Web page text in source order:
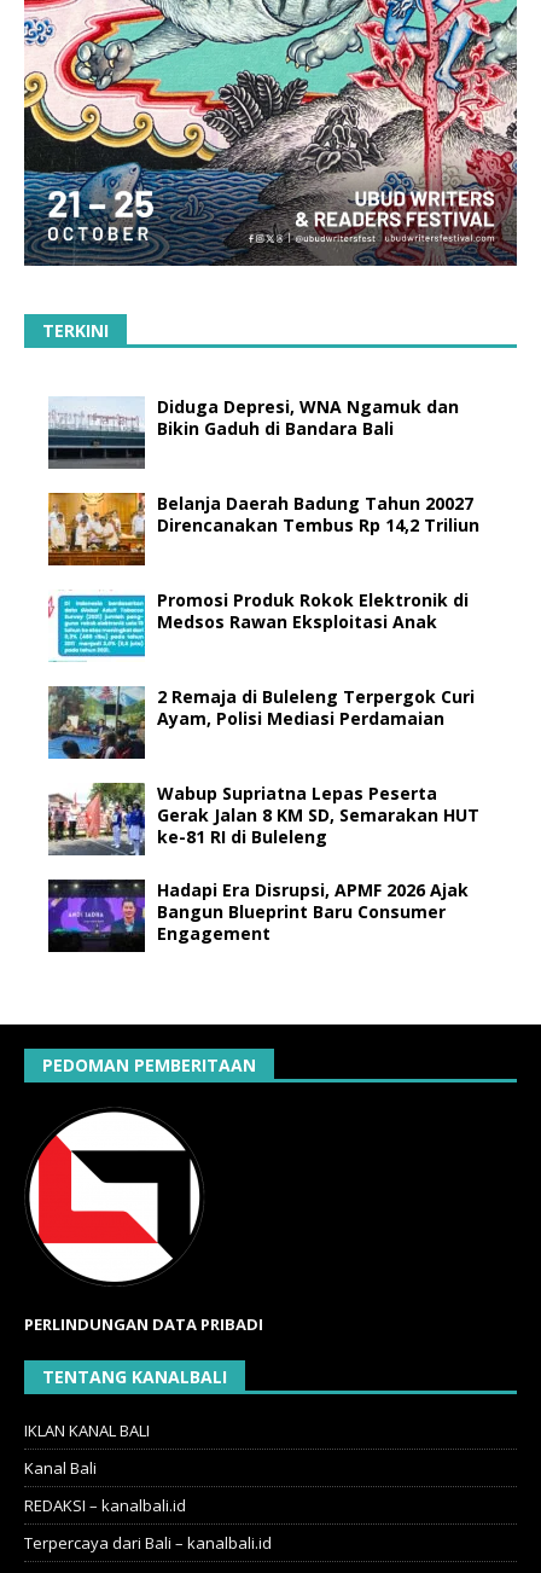
TERKINI
Diduga Depresi, WNA Ngamuk dan
Bikin Gaduh di Bandara Bali
Belanja Daerah Badung Tahun 20027
Direncanakan Tembus Rp 14,2 Triliun
Promosi Produk Rokok Elektronik di
Medsos Rawan Eksploitasi Anak
2 Remaja di Buleleng Terpergok Curi
Ayam, Polisi Mediasi Perdamaian
Wabup Supriatna Lepas Peserta
Gerak Jalan 8 KM SD, Semarakan HUT
ke-81 RI di Buleleng
Hadapi Era Disrupsi, APMF 2026 Ajak
Bangun Blueprint Baru Consumer
Engagement
PEDOMAN PEMBERITAAN
PERLINDUNGAN DATA PRIBADI
TENTANG KANALBALI
IKLAN KANAL BALI
Kanal Bali
REDAKSI – kanalbali.id
Terpercaya dari Bali – kanalbali.id